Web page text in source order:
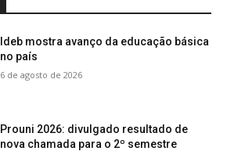
Ideb mostra avanço da educação básica
no país
6 de agosto de 2026
Prouni 2026: divulgado resultado de
nova chamada para o 2º semestre